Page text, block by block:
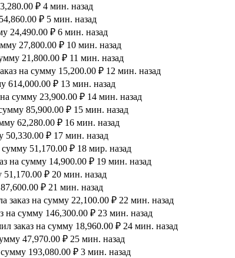
₽ 4 мин. назад
₽ 5 мин. назад
24,490.00 ₽ 6 мин. назад
27,800.00 ₽ 10 мин. назад
21,800.00 ₽ 11 мин. назад
на сумму 15,200.00 ₽ 12 мин. назад
614,000.00 ₽ 13 мин. назад
сумму 23,900.00 ₽ 14 мин. назад
85,900.00 ₽ 15 мин. назад
62,280.00 ₽ 16 мин. назад
₽ 17 мин. назад
51,170.00 ₽ 18 мир. назад
на сумму 14,900.00 ₽ 19 мин. назад
₽ 20 мин. назад
₽ 21 мин. назад
заказ на сумму 22,100.00 ₽ 22 мин. назад
на сумму 146,300.00 ₽ 23 мин. назад
заказ на сумму 18,960.00 ₽ 24 мин. назад
47,970.00 ₽ 25 мин. назад
193,080.00 ₽ 3 мин. назад